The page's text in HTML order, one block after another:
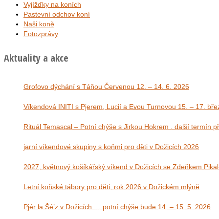
Vyjížďky na koních
Pastevní odchov koní
Naši koně
Fotozprávy
Aktuality a akce
Grofovo dýchání s Táňou Červenou 12. – 14. 6. 2026
Víkendová INITI s Pjerem, Lucií a Evou
Rituál Temascal – Potní chýše s Jirkou Hokrem . další termín
jarní víkendové skupiny s koňmi pro děti v Dožicích 2026
2027, květnový košíkářský víkend v Dožicích se Zdeňkem
Letní koňské tábory pro děti, rok 2026 v Dožickém mlýně
Pjér la Šé’z v Dožicích … potní chýše bude 14. – 15. 5. 2026